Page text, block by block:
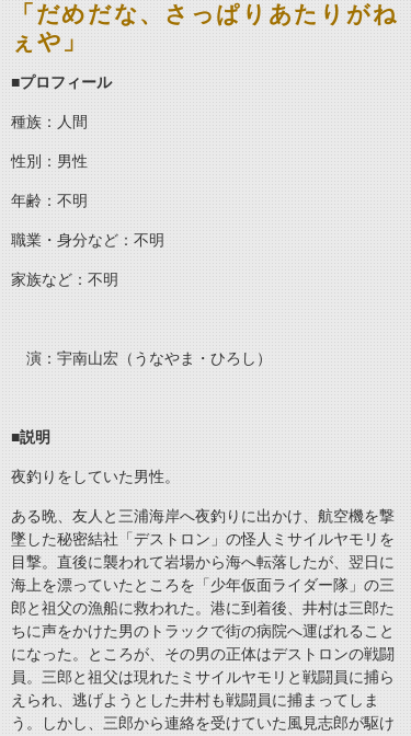
「だめだな、さっぱりあたりがね
ぇや」
■プロフィール
種族：人間
性別：男性
年齢：不明
職業・身分など：不明
家族など：不明
演：宇南山宏（うなやま・ひろし）
■説明
夜釣りをしていた男性。
ある晩、友人と三浦海岸へ夜釣りに出かけ、航空機を撃
墜した秘密結社「デストロン」の怪人ミサイルヤモリを
目撃。直後に襲われて岩場から海へ転落したが、翌日に
海上を漂っていたところを「少年仮面ライダー隊」の三
郎と祖父の漁船に救われた。港に到着後、井村は三郎た
ちに声をかけた男のトラックで街の病院へ運ばれること
になった。ところが、その男の正体はデストロンの戦闘
員。三郎と祖父は現れたミサイルヤモリと戦闘員に捕ら
えられ、逃げようとした井村も戦闘員に捕まってしま
う。しかし、三郎から連絡を受けていた風見志郎が駆け